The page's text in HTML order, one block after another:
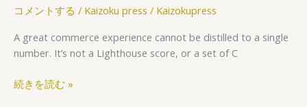
コメントする / Kaizoku press / Kaizokupress
A great commerce experience cannot be distilled to a single
number. It’s not a Lighthouse score, or a set of C
a
house
続きを読む »